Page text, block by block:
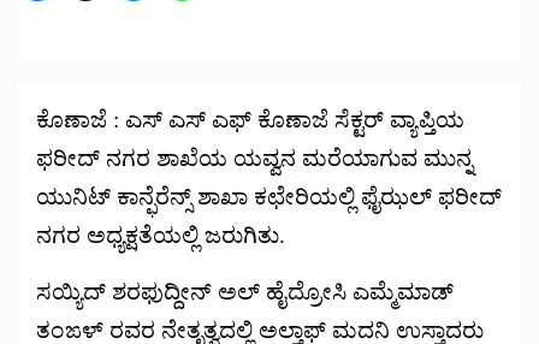
ಕೊಣಾಜೆ : ಎಸ್ ಎಸ್ ಎಫ್ ಕೊಣಾಜೆ ಸೆಕ್ಟರ್ ವ್ಯಾಪ್ತಿಯ
ಫರೀದ್ ನಗರ ಶಾಖೆಯ ಯವ್ವನ ಮರೆಯಾಗುವ ಮುನ್ನ
ಯುನಿಟ್ ಕಾನ್ಫೆರೆನ್ಸ್ ಶಾಖಾ ಕಛೇರಿಯಲ್ಲಿ ಫೈಝಲ್ ಫರೀದ್
ನಗರ ಅಧ್ಯಕ್ಷತೆಯಲ್ಲಿ ಜರುಗಿತು.
ಸಯ್ಯಿದ್ ಶರಫುದ್ದೀನ್ ಅಲ್ ಹೈದ್ರೋಸಿ ಎಮ್ಮೆಮಾಡ್
ತಂಙಳ್ ರವರ ನೇತೃತ್ವದಲ್ಲಿ ಅಲ್ತಾಫ್ ಮದನಿ ಉಸ್ತಾದರು